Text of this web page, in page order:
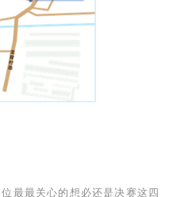
最最关心的想必还是决赛这四